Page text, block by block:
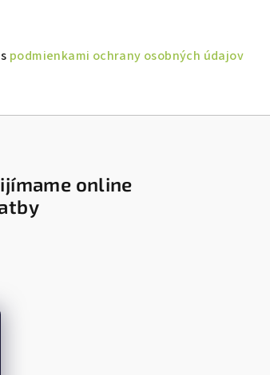
podmienkami ochrany osobných údajov
online